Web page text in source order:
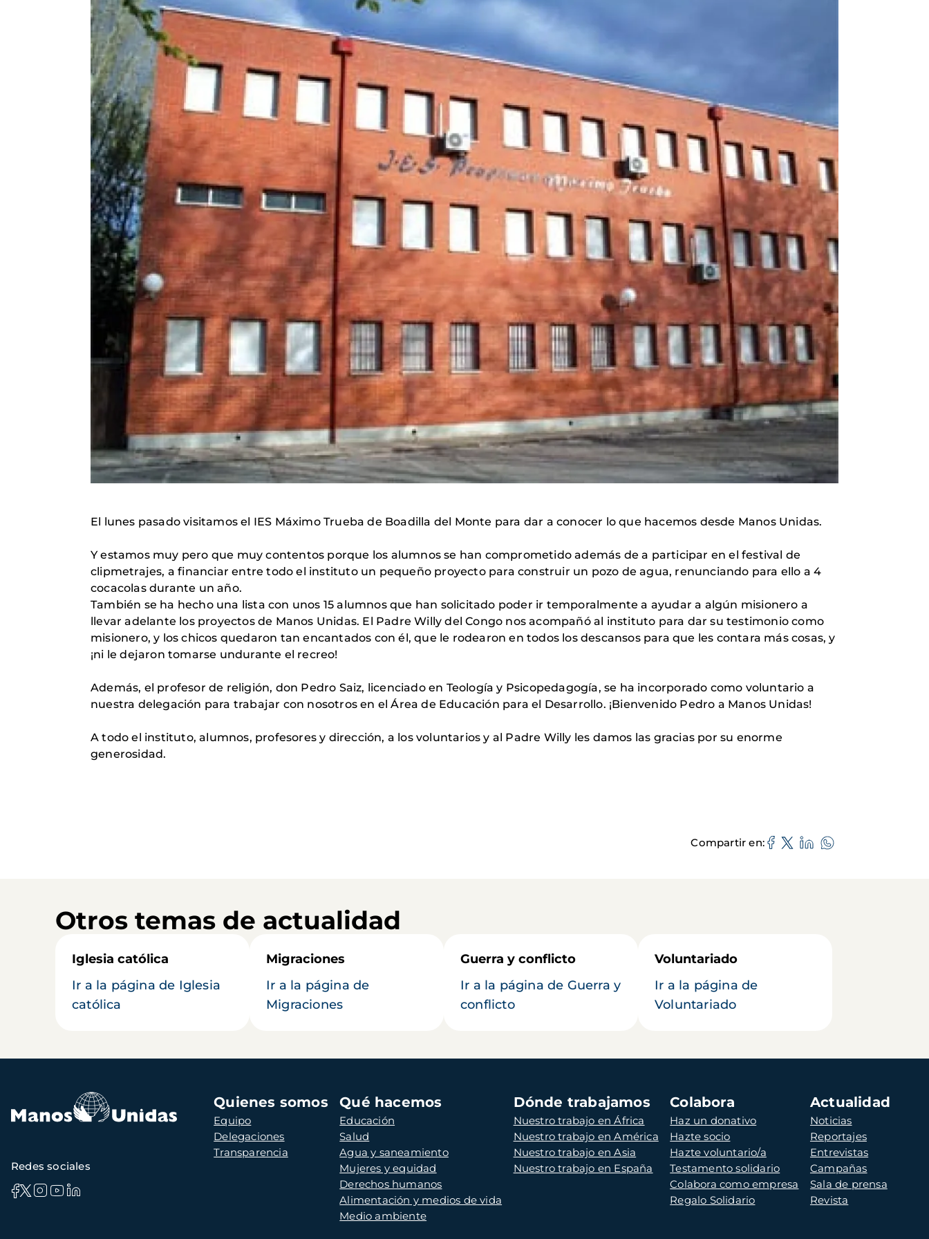
El lunes pasado visitamos el IES Máximo Trueba de Boadilla del Monte para dar a conocer lo que hacemos desde Manos Unidas.
Y estamos muy pero que muy contentos porque los alumnos se han comprometido además de a participar en el festival de
clipmetrajes, a financiar entre todo el instituto un pequeño proyecto para construir un pozo de agua, renunciando para ello a 4
cocacolas durante un año.
También se ha hecho una lista con unos 15 alumnos que han solicitado poder ir temporalmente a ayudar a algún misionero a
llevar adelante los proyectos de Manos Unidas. El Padre Willy del Congo nos acompañó al instituto para dar su testimonio como
misionero, y los chicos quedaron tan encantados con él, que le rodearon en todos los descansos para que les contara más cosas, y
¡ni le dejaron tomarse undurante el recreo!
Además, el profesor de religión, don Pedro Saiz, licenciado en Teología y Psicopedagogía, se ha incorporado como voluntario a
nuestra delegación para trabajar con nosotros en el Área de Educación para el Desarrollo. ¡Bienvenido Pedro a Manos Unidas!
A todo el instituto, alumnos, profesores y dirección, a los voluntarios y al Padre Willy les damos las gracias por su enorme
generosidad.
Compartir en
Otros temas de actualidad
Iglesia católica
Ir a la página de Iglesia
católica
Migraciones
Ir a la página de
Migraciones
Guerra y conflicto
Ir a la página de Guerra y
conflicto
Voluntariado
Ir a la página de
Voluntariado
Navegación
principal
Quienes somos
Equipo
Delegaciones
Transparencia
Qué hacemos
Educación
Salud
Agua y saneamiento
Mujeres y equidad
Derechos humanos
Alimentación y medios de vida
Medio ambiente
Dónde trabajamos
Nuestro trabajo en África
Nuestro trabajo en América
Nuestro trabajo en Asia
Nuestro trabajo en España
Colabora
Haz un donativo
Hazte socio
Hazte voluntario/a
Testamento solidario
Colabora como empresa
Regalo Solidario
Actualidad
Noticias
Reportajes
Entrevistas
Campañas
Sala de prensa
Revista
Redes sociales